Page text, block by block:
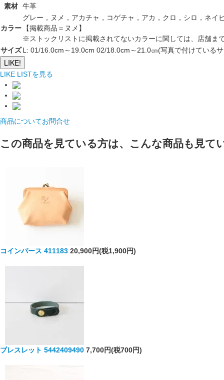
素材 牛革
カラー
グレー，ヌメ，アカチャ，コゲチャ，アカ，クロ，シロ，ネ
【掲載商品＝ヌメ】
※ストックリストに掲載されてないカラーに関しては、店舗ま
サイズL: 01/16.0cm～19.0cm 02/18.0cm～21.0㎝(写真で付けている
LIKE!
LIKE LISTを見る
商品についてお問合せ
この商品を見ている方は、こんな商品も見て
コインパース 411183 20,900円(税1,900円)
ブレスレット 5442409490 7,700円(税700円)